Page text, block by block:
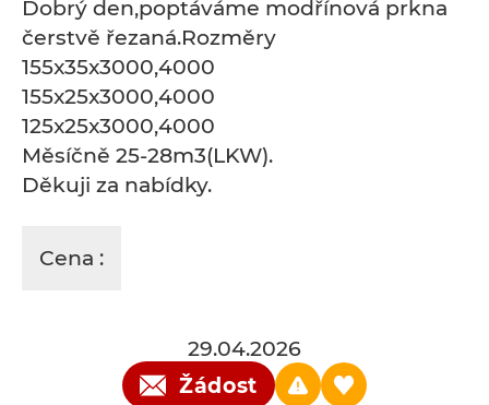
Dobrý den,poptáváme modřínová prkna
čerstvě řezaná.Rozměry
155x35x3000,4000
155x25x3000,4000
125x25x3000,4000
Měsíčně 25-28m3(LKW).
Děkuji za nabídky.
Cena :
29.04.2026
Žádost